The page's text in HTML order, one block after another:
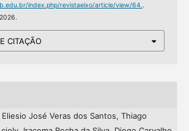
index.php/revistaeixo/article/view/64..
CITAÇÃO
José Veras dos Santos, Thiago